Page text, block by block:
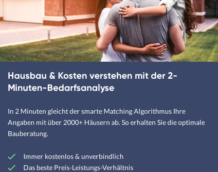
Designerhäuser
Fachwerkhäuser
Klassische Häuser
Landhäuser
Mediterrane Häuser
Moderne Häuser
Skandinavische Häuser
Hausbau & Kosten verstehen mit der 2-
Minuten-Bedarfsanalyse
In 2 Minuten gleicht der smarte Matching Algorithmus Ihre
Angaben mit über 2000+ Häusern ab. So erhalten Sie die optimale
Bauberatung.
Immer kostenlos & unverbindlich
Das beste Preis-Leistungs-Verhältnis